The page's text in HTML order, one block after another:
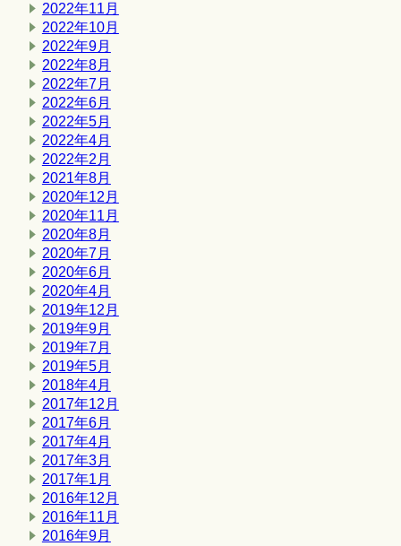
2022年11月
2022年10月
2022年9月
2022年8月
2022年7月
2022年6月
2022年5月
2022年4月
2022年2月
2021年8月
2020年12月
2020年11月
2020年8月
2020年7月
2020年6月
2020年4月
2019年12月
2019年9月
2019年7月
2019年5月
2018年4月
2017年12月
2017年6月
2017年4月
2017年3月
2017年1月
2016年12月
2016年11月
2016年9月